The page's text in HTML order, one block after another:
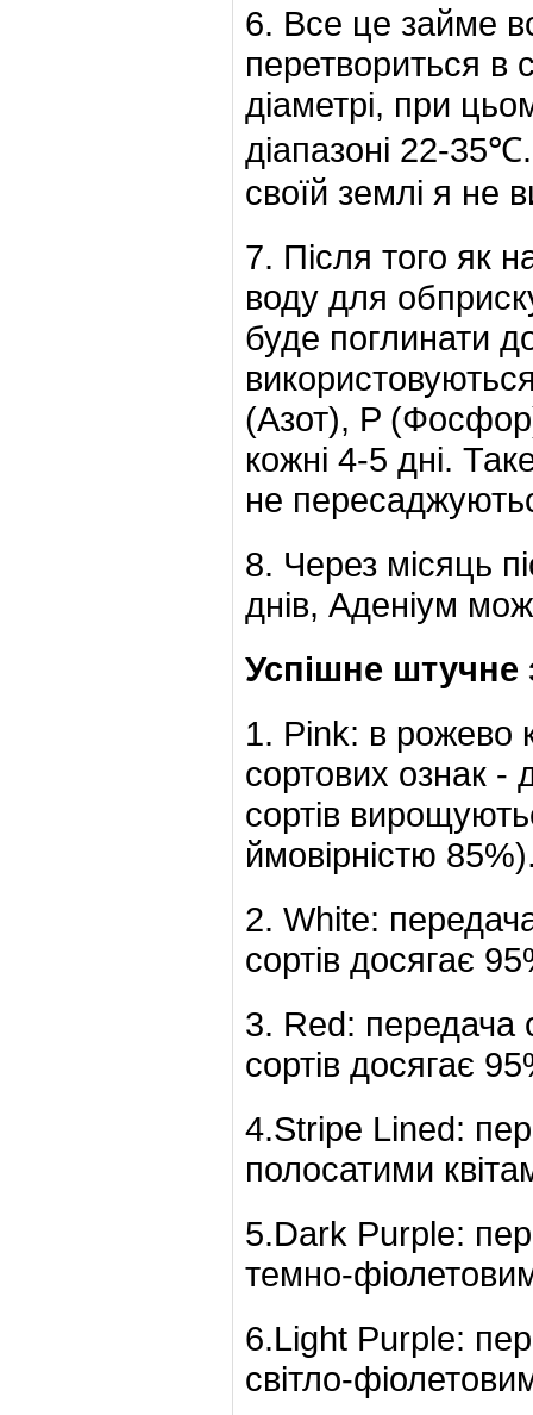
6. Все це займе
перетвориться в
діаметрі, при
діапазоні 22-
своїй землі я не
7. Після того як
воду для
буде поглинати
(Азот), P
кожні 4-5 дні.
не
8. Через місяць
днів, Аденіум
Успішне штучне
1. Pink: в рожево
сортових ознак -
сортів
ймовірністю
2. White:
сортів досягає
3. Red: передача
сортів досягає
4.Stripe Lined:
полосатими
5.Dark Purple:
темно-
6.Light Purple:
світло-